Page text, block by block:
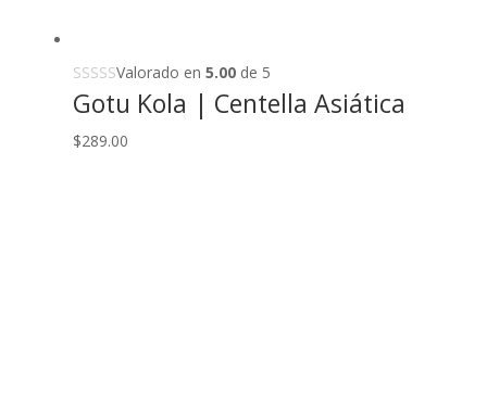
Valorado en 5.00de 5
Gotu Kola | Centella Asiática
$289.00